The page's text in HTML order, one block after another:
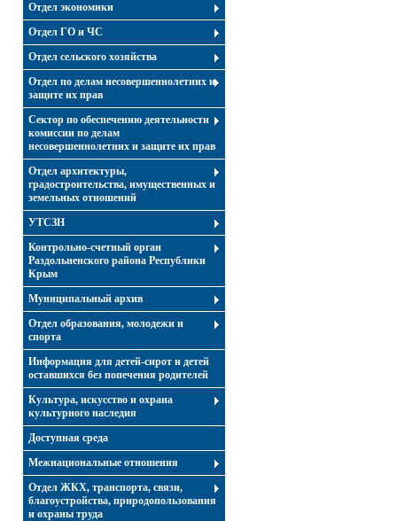
Отдел экономики
Отдел ГО и ЧС
Отдел сельского хозяйства
Отдел по делам несовершеннолетних и
защите их прав
Сектор по обеспечению деятельности
комиссии по делам
несовершеннолетних и защите их прав
Отдел архитектуры,
градостроительства, имущественных и
земельных отношений
УТСЗН
Контрольно-счетный орган
Раздольненского района Республики
Крым
Муниципальный архив
Отдел образования, молодежи и
спорта
Информация для детей-сирот и детей
оставшихся без попечения родителей
Культура, искусство и охрана
культурного наследия
Доступная среда
Межнациональные отношения
Отдел ЖКХ, транспорта, связи,
благоустройства, природопользования
и охраны труда